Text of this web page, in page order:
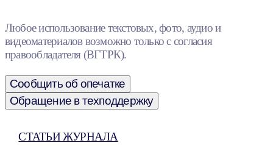
Любое использование текстовых, фото, аудио и
видеоматериалов возможно только с согласия
правообладателя (ВГТРК).
Сообщить об опечатке
Обращение в техподдержку
СТАТЬИ ЖУРНАЛА